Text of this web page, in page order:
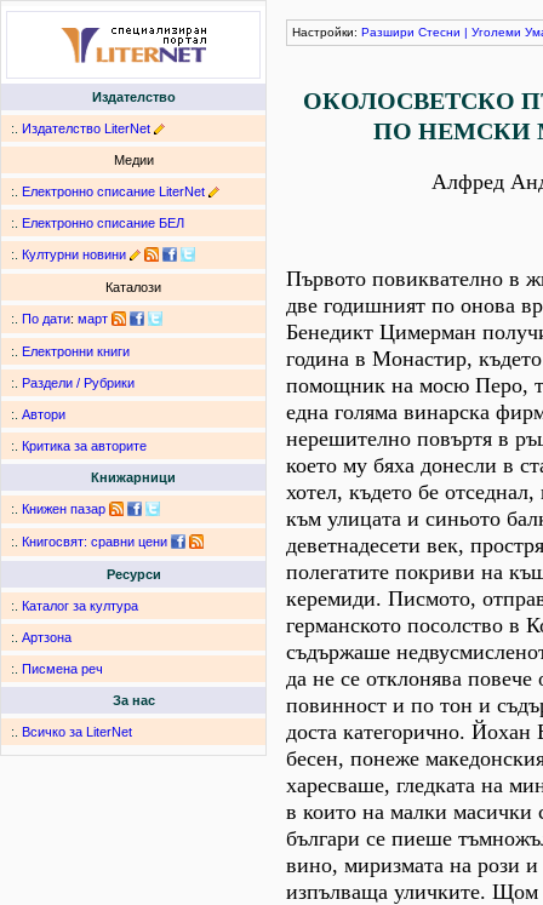
Издателство
:. Издателство LiterNet
Медии
:. Електронно списание LiterNet
:. Електронно списание БЕЛ
:. Културни новини
Каталози
:. По дати: март
:. Електронни книги
:. Раздели / Рубрики
:. Автори
:. Критика за авторите
Книжарници
:. Книжен пазар
:. Книгосвят: сравни цени
Ресурси
:. Каталог за култура
:. Артзона
:. Писмена реч
За нас
:. Всичко за LiterNet
Настройки: Разшири Стесни | Уголеми
ОКОЛОСВЕТСКО
ПО НЕМСКИ
Алфред
Първото повиквателно в
две годишният по онова
Бенедикт Цимерман
година в Монастир,
помощник на мосю Перо,
една голяма винарска
нерешително повъртя в
което му бяха донесли в
хотел, където бе отседнал,
към улицата и синьото
деветнадесети век,
полегатите покриви на
керемиди. Писмото,
германското посолство в
съдържаше
да не се отклонява повече
повинност и по тон и
доста категорично. Йохан
бесен, понеже
харесваше, гледката на
в които на малки масички
българи се пиеше
вино, миризмата на рози
изпълваща уличките. Щом